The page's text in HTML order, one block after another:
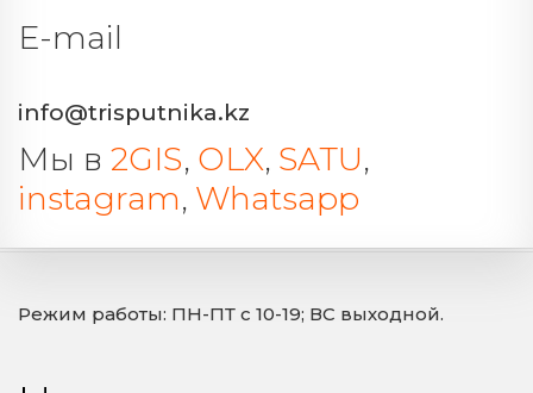
E-mail
info@trisputnika.kz
Мы в 2GIS, OLX, SATU
instagram, Whatsapp
Режим работы: ПН-ПТ с 10-19; ВС выходной.